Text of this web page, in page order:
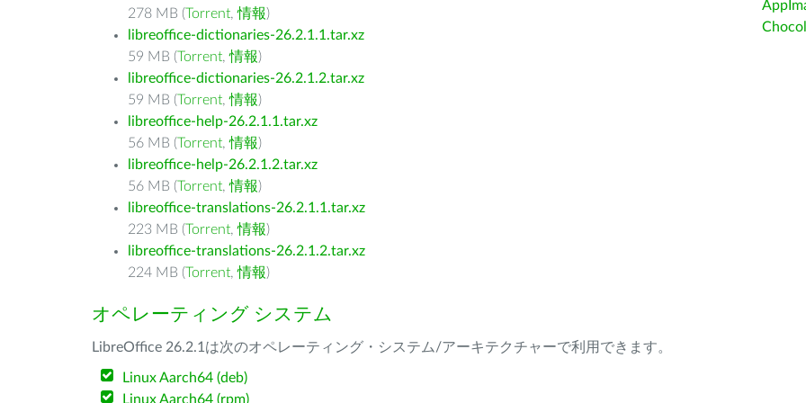
278 MB (Torrent,情報)
libreoffice-dictionaries-26.2.1.1.tar.xz
59 MB (Torrent,情報)
libreoffice-dictionaries-26.2.1.2.tar.xz
59 MB (Torrent,情報)
libreoffice-help-26.2.1.1.tar.xz
56 MB (Torrent,情報)
libreoffice-help-26.2.1.2.tar.xz
56 MB (Torrent,情報)
libreoffice-translations-26.2.1.1.tar.xz
223 MB (Torrent,情報)
libreoffice-translations-26.2.1.2.tar.xz
224 MB (Torrent,情報)
オペレーティング システム
LibreOffice 26.2.1は次のオペレーティング・システム/アーキテクチャーで利用できます。
Linux Aarch64 (deb)
Linux Aarch64 (rpm)